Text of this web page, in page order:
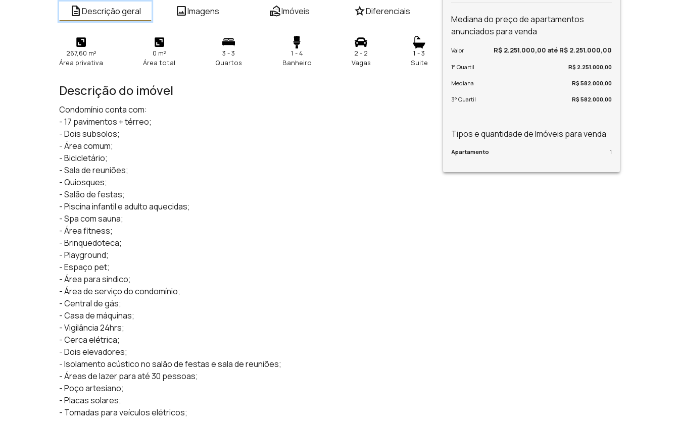
descriptionDescrição geral imageImagens real_estate_agentImóveis starDiferenciais
267,60 m²
Área privativa
0 m²
Área total
3 - 3
Quartos
1 - 4
Banheiro
2 - 2
Vagas
1 - 3
Suite
Descrição do imóvel
Condomínio conta com:
- 17 pavimentos + térreo;
- Dois subsolos;
- Área comum;
- Bicicletário;
- Sala de reuniões;
- Quiosques;
- Salão de festas;
- Piscina infantil e adulto aquecidas;
- Spa com sauna;
- Área fitness;
- Brinquedoteca;
- Playground;
- Espaço pet;
- Área para sindico;
- Área de serviço do condomínio;
- Central de gás;
- Casa de máquinas;
- Vigilância 24hrs;
- Cerca elétrica;
- Dois elevadores;
- Isolamento acústico no salão de festas e sala de reuniões;
- Áreas de lazer para até 30 pessoas;
- Poço artesiano;
- Placas solares;
- Tomadas para veículos elétricos;
Mediana do preço de apartamentos
anunciados para venda
Valor R$ 2.251.000,00 até R$ 2.251.000,00
1° Quartil R$ 2.251.000,00
Mediana R$ 582.000,00
3° Quartil R$ 582.000,00
Tipos e quantidade de Imóveis para venda
Apartamento 1